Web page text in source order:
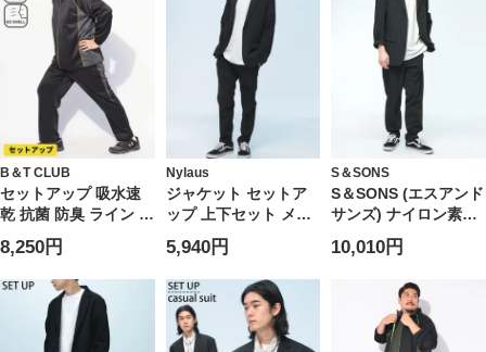
B＆T CLUB
セットアップ 吸水速
乾 抗菌 防臭 ライン ト
ラックジャケット パ
ンツ ジャージ 長袖 ス
タンド スポーツ トレ
ーニング 大きいサイ
ズ メンズ
8,250円
Nylaus
ジャケット セットア
ップ 上下セット メン
ズ ストレッチ 無地 テ
ーラード ジャケット
ノータックパンツ
WEB限定
5,940円
S＆SONS
S＆SONS (エスアンド
サンズ) ナイロン素材
カジュアルスーツ 上
下セット ジャケット
ストレッチ ナイロン
10,010円